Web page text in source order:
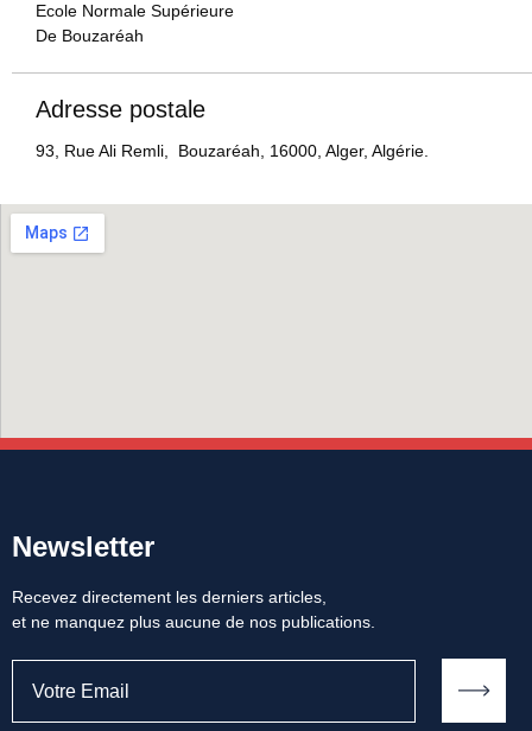
Ecole Normale Supérieure
De Bouzaréah
Adresse postale
93, Rue Ali Remli, Bouzaréah, 16000, Alger, Algérie.
Newsletter
Recevez directement les derniers articles,
et ne manquez plus aucune de nos publications.